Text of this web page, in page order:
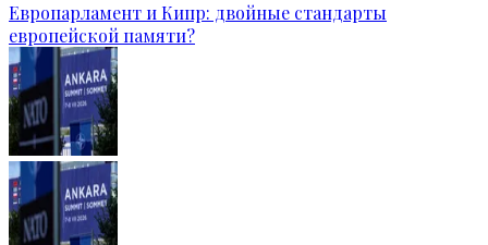
Европарламент и Кипр: двойные стандарты
европейской памяти?